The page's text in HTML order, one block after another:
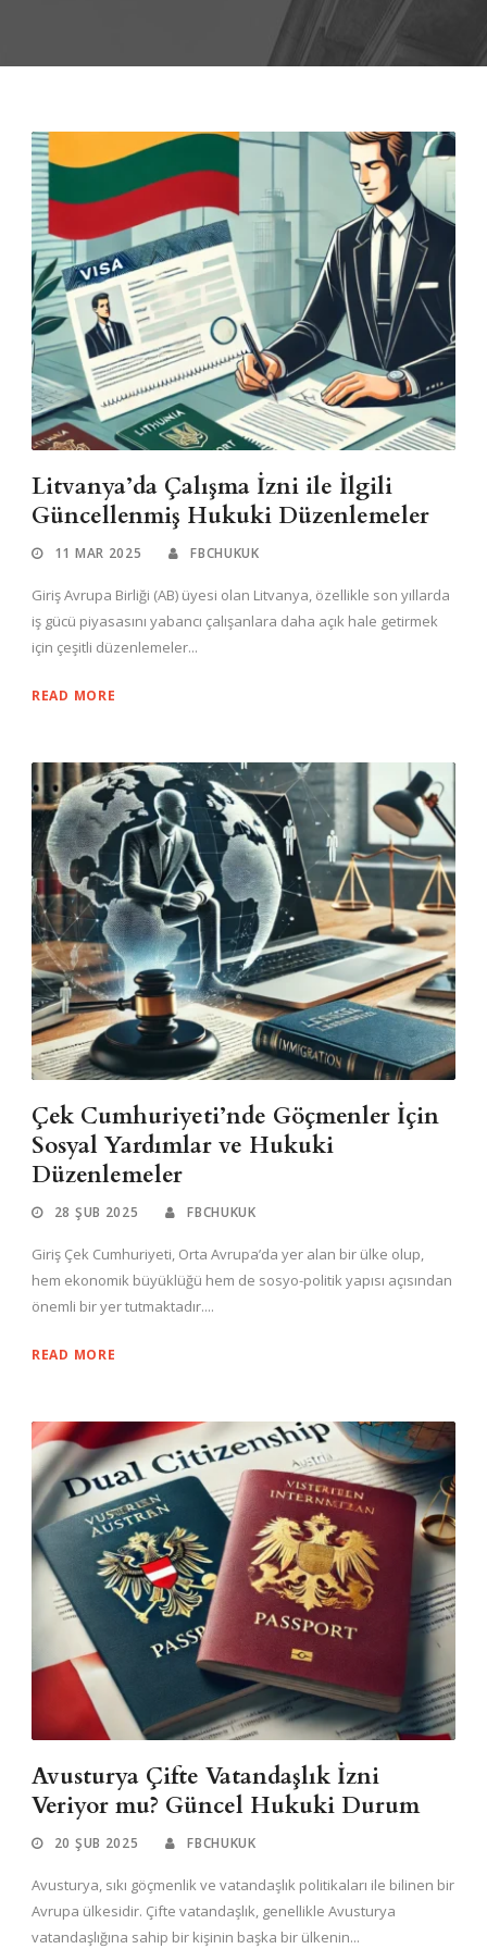
Litvanya’da Çalışma İzni ile İlgili
Güncellenmiş Hukuki Düzenlemeler
11 MAR 2025 FBCHUKUK
Giriş Avrupa Birliği (AB) üyesi olan Litvanya, özellikle son yıllarda
iş gücü piyasasını yabancı çalışanlara daha açık hale getirmek
için çeşitli düzenlemeler...
READ MORE
Çek Cumhuriyeti’nde Göçmenler İçin
Sosyal Yardımlar ve Hukuki
Düzenlemeler
28 ŞUB 2025 FBCHUKUK
Giriş Çek Cumhuriyeti, Orta Avrupa’da yer alan bir ülke olup,
hem ekonomik büyüklüğü hem de sosyo-politik yapısı açısından
önemli bir yer tutmaktadır....
READ MORE
Avusturya Çifte Vatandaşlık İzni
Veriyor mu? Güncel Hukuki Durum
20 ŞUB 2025 FBCHUKUK
Avusturya, sıkı göçmenlik ve vatandaşlık politikaları ile bilinen bir
Avrupa ülkesidir. Çifte vatandaşlık, genellikle Avusturya
vatandaşlığına sahip bir kişinin başka bir ülkenin...